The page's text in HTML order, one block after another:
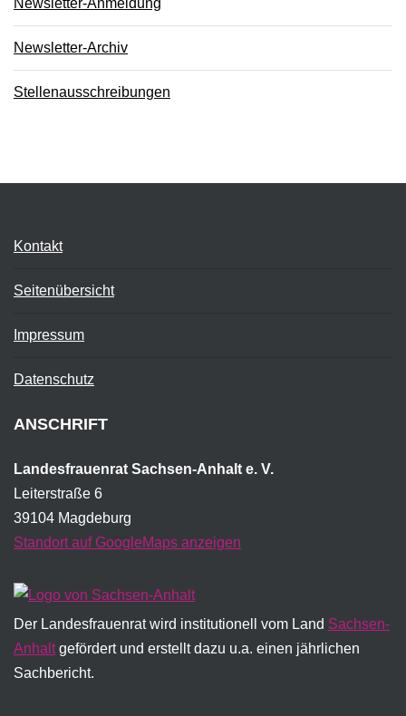
Newsletter-Anmeldung
Newsletter-Archiv
Stellenausschreibungen
Kontakt
Seitenübersicht
Impressum
Datenschutz
ANSCHRIFT
Landesfrauenrat Sachsen-Anhalt e. V.
Leiterstraße 6
39104 Magdeburg
Standort auf GoogleMaps anzeigen
Der Landesfrauenrat wird institutionell vom Land Sachsen-
Anhaltgefördert und erstellt dazu u.a. einen jährlichen
Sachbericht.